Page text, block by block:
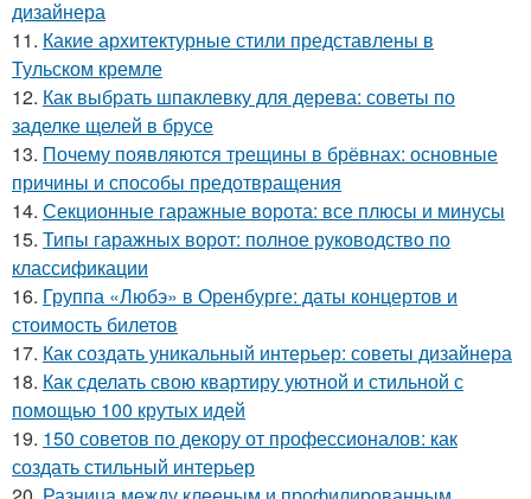
дизайнера
11. Какие архитектурные стили представлены в
Тульском кремле
12. Как выбрать шпаклевку для дерева: советы по
заделке щелей в брусе
13. Почему появляются трещины в брёвнах: основные
причины и способы предотвращения
14. Секционные гаражные ворота: все плюсы и минусы
15. Типы гаражных ворот: полное руководство по
классификации
16. Группа «Любэ» в Оренбурге: даты концертов и
стоимость билетов
17. Как создать уникальный интерьер: советы дизайнера
18. Как сделать свою квартиру уютной и стильной с
помощью 100 крутых идей
19. 150 советов по декору от профессионалов: как
создать стильный интерьер